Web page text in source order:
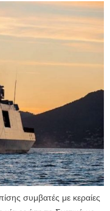
συμβατές με κεραίες